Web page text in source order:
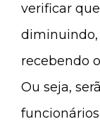
verificar
diminuindo,
recebendo
Ou seja,